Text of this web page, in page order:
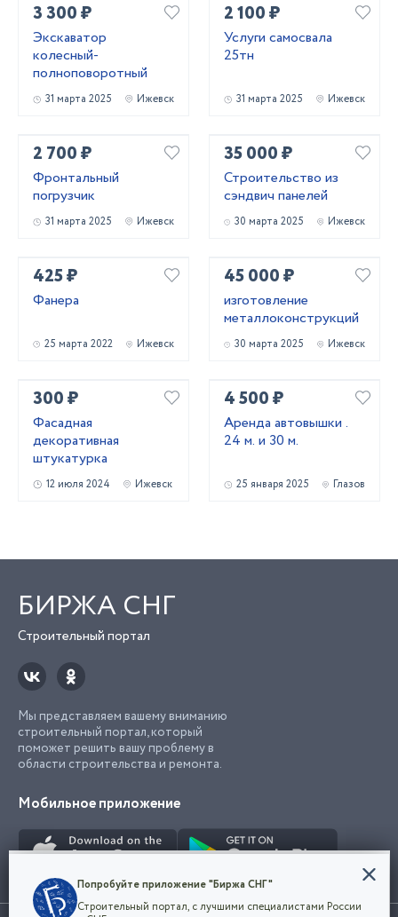
3 300 ₽
Экскаватор
колесный-
полноповоротный
31 марта 2025 Ижевск
2 100 ₽
Услуги самосвала
25тн
31 марта 2025 Ижевск
2 700 ₽
Фронтальный
погрузчик
31 марта 2025 Ижевск
35 000 ₽
Строительство из
сэндвич панелей
30 марта 2025 Ижевск
425 ₽
Фанера
25 марта 2022 Ижевск
45 000 ₽
изготовление
металлоконструкций
30 марта 2025 Ижевск
300 ₽
Фасадная
декоративная
штукатурка
12 июля 2024 Ижевск
4 500 ₽
Аренда автовышки .
24 м. и 30 м.
25 января 2025 Глазов
БИРЖА СНГ
Строительный портал
Мы представляем вашему вниманию
строительный портал, который
поможет решить вашу проблему в
области строительства и ремонта.
Мобильное приложение
Конфиденциальность
Мы используем файлы cookie, чтобы сделать
Попробуйте приложение "Биржа СНГ"
Строительный портал, с лучшими специалистами России